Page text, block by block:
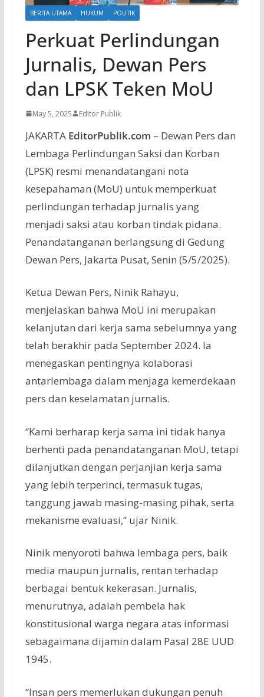
BERITA UTAMA HUKUM POLITIK
Perkuat Perlindungan
Jurnalis, Dewan Pers
dan LPSK Teken MoU
May 5, 2025 Editor Publik
JAKARTA EditorPublik.com – Dewan Pers dan
Lembaga Perlindungan Saksi dan Korban
(LPSK) resmi menandatangani nota
kesepahaman (MoU) untuk memperkuat
perlindungan terhadap jurnalis yang
menjadi saksi atau korban tindak pidana.
Penandatanganan berlangsung di Gedung
Dewan Pers, Jakarta Pusat, Senin (5/5/2025).
Ketua Dewan Pers, Ninik Rahayu,
menjelaskan bahwa MoU ini merupakan
kelanjutan dari kerja sama sebelumnya yang
telah berakhir pada September 2024. Ia
menegaskan pentingnya kolaborasi
antarlembaga dalam menjaga kemerdekaan
pers dan keselamatan jurnalis.
“Kami berharap kerja sama ini tidak hanya
berhenti pada penandatanganan MoU, tetapi
dilanjutkan dengan perjanjian kerja sama
yang lebih terperinci, termasuk tugas,
tanggung jawab masing-masing pihak, serta
mekanisme evaluasi,” ujar Ninik.
Ninik menyoroti bahwa lembaga pers, baik
media maupun jurnalis, rentan terhadap
berbagai bentuk kekerasan. Jurnalis,
menurutnya, adalah pembela hak
konstitusional warga negara atas informasi
sebagaimana dijamin dalam Pasal 28E UUD
1945.
“Insan pers memerlukan dukungan penuh